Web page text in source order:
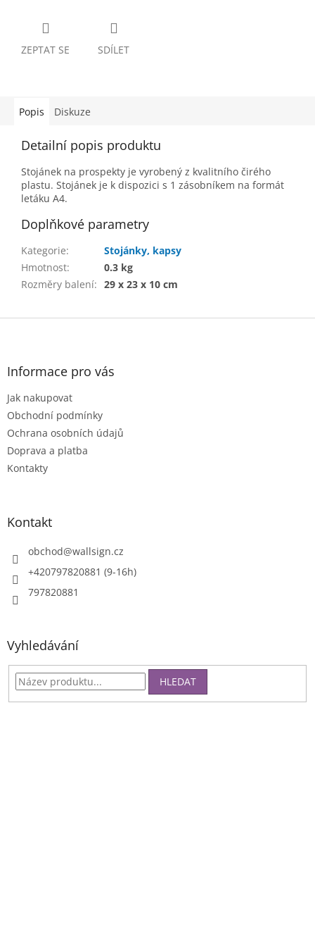
ZEPTAT SE SDÍLET
Popis Diskuze
Detailní popis produktu
Stojánek na prospekty je vyrobený z kvalitního čirého
plastu. Stojánek je k dispozici s 1 zásobníkem na formát
letáku A4.
Doplňkové parametry
Kategorie:
Stojánky, kapsy
Hmotnost:
0.3 kg
Rozměry balení: 29 x 23 x 10 cm
Z
Informace pro vás
Jak nakupovat
Obchodní podmínky
Ochrana osobních údajů
Doprava a platba
Kontakty
Kontakt
obchod@wallsign.cz
+420797820881 (9-16h)
797820881
Vyhledávání
HLEDAT